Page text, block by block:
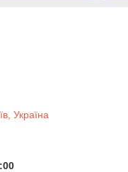
Україна